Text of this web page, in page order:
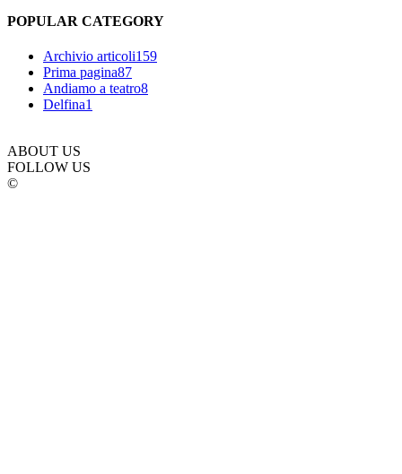
POPULAR CATEGORY
Archivio articoli159
Prima pagina87
Andiamo a teatro8
Delfina1
ABOUT US
FOLLOW US
©